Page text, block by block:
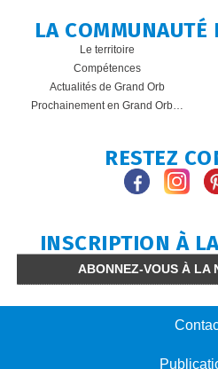
LA COMMUNAUTÉ
Le territoire
Compétences
Actualités de Grand Orb
Prochainement en Grand Orb…
RESTEZ
INSCRIPTION À
ABONNEZ-VOUS À LA